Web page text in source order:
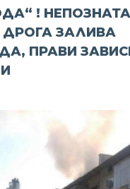
!
ЗАЛИВА
ПРАВИ